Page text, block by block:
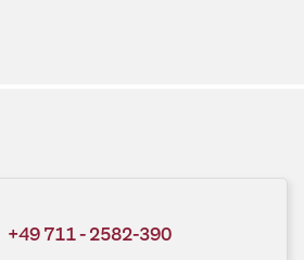
+49 711 - 2582-390